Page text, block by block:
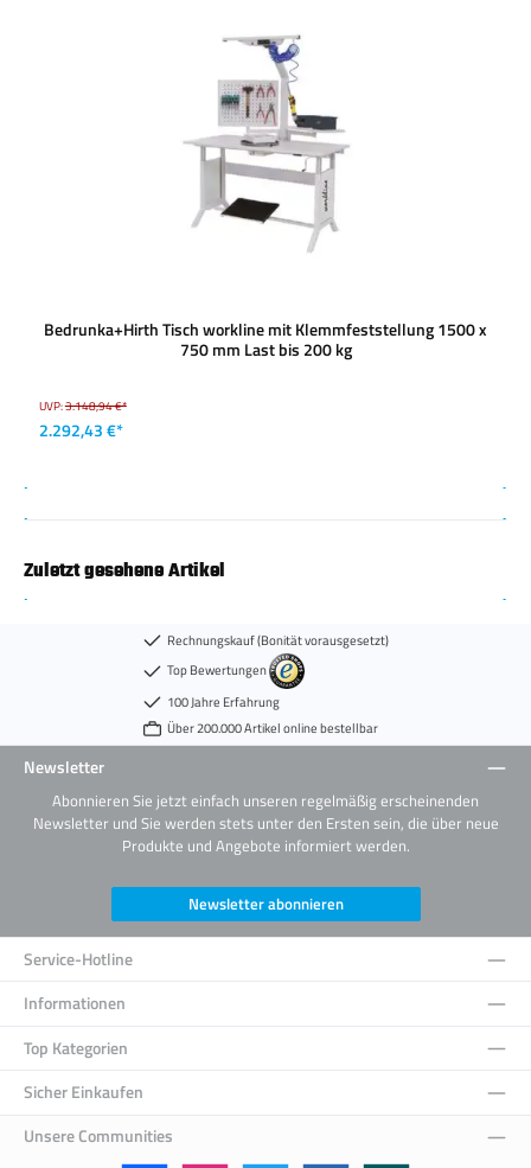
Bedrunka+Hirth Tisch workline mit Klemmfeststellung 1500 x
750 mm Last bis 200 kg
UVP:3.148,94 €*
2.292,43 €*
Zuletzt gesehene Artikel
Rechnungskauf (Bonität vorausgesetzt)
Top Bewertungen
100 Jahre Erfahrung
Über 200.000 Artikel online bestellbar
Newsletter
Abonnieren Sie jetzt einfach unseren regelmäßig erscheinenden
Newsletter und Sie werden stets unter den Ersten sein, die über neue
Produkte und Angebote informiert werden.
Newsletter abonnieren
Service-Hotline
Informationen
Top Kategorien
Sicher Einkaufen
Unsere Communities